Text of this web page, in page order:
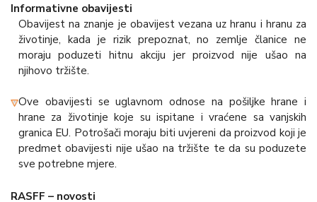
Informativne obavijesti
Obavijest na znanje je obavijest vezana uz hranu i hranu za
životinje, kada je rizik prepoznat, no zemlje članice ne
moraju poduzeti hitnu akciju jer proizvod nije ušao na
njihovo tržište.
Ove obavijesti se uglavnom odnose na pošiljke hrane i
hrane za životinje koje su ispitane i vraćene sa vanjskih
granica EU. Potrošači moraju biti uvjereni da proizvod koji je
predmet obavijesti nije ušao na tržište te da su poduzete
sve potrebne mjere.
RASFF – novosti